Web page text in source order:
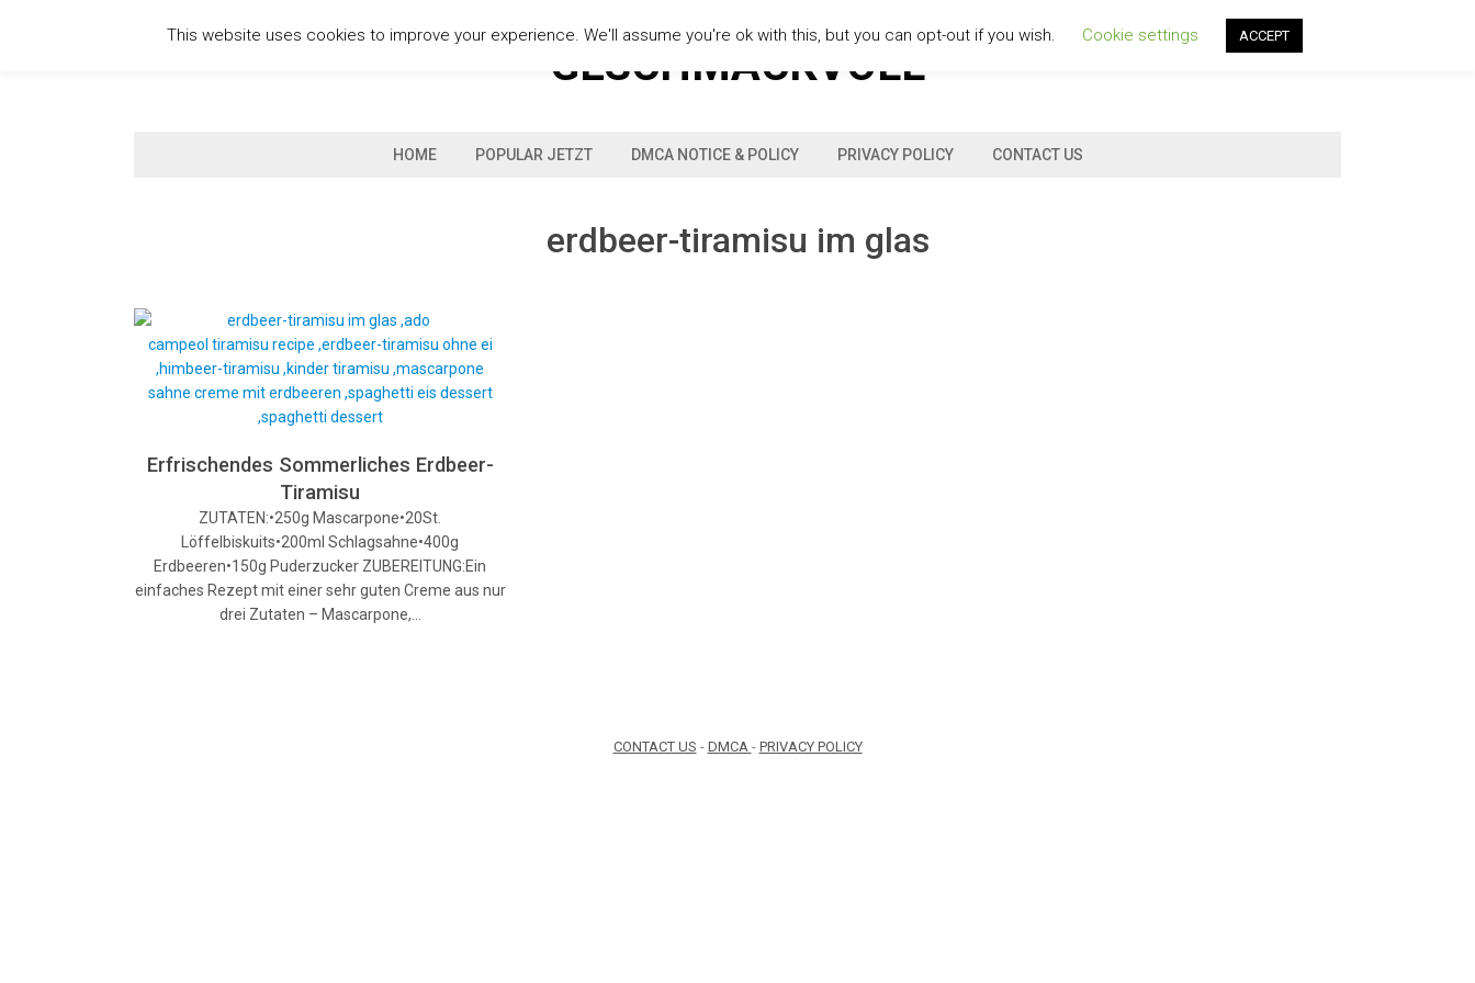
GESCHMACKVOLL
HOME POPULAR JETZT DMCA NOTICE & POLICY PRIVACY POLICY CONTACT US
erdbeer-tiramisu im glas
Erfrischendes Sommerliches Erdbeer-
Tiramisu
ZUTATEN:•250g Mascarpone•20St.
Löffelbiskuits•200ml Schlagsahne•400g
Erdbeeren•150g Puderzucker ZUBEREITUNG:Ein
einfaches Rezept mit einer sehr guten Creme aus nur
drei Zutaten – Mascarpone,…
CONTACT US - DMCA - PRIVACY POLICY
This website uses cookies to improve your experience. We'll assume you're ok with this, but you can opt-out if you wish. Cookie settings ACCEPT